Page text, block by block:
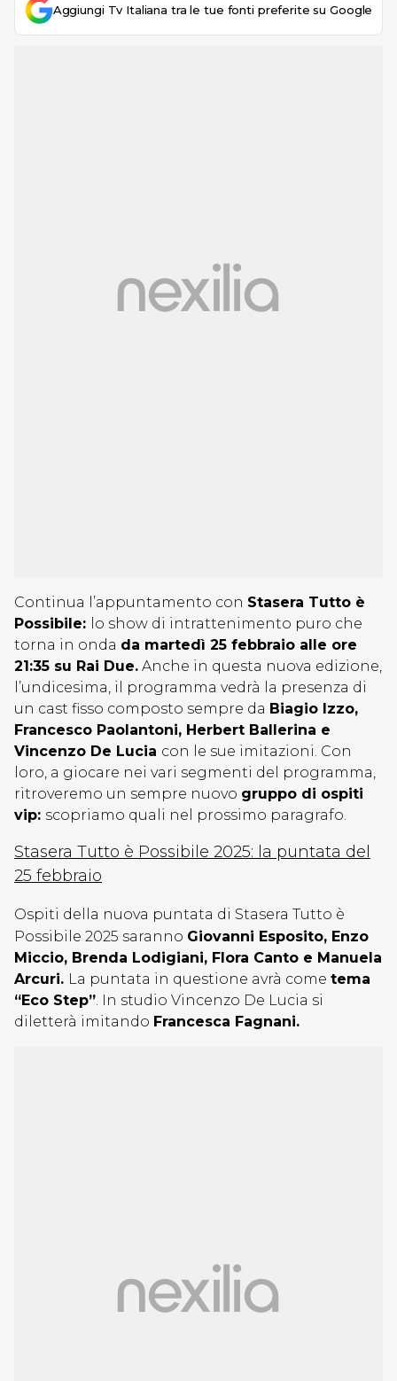
Aggiungi Tv Italiana tra le tue fonti preferite su Google
Continua l’appuntamento con Stasera Tutto è
Possibile: lo show di intrattenimento puro che
torna in onda da martedì 25 febbraio alle ore
21:35 su Rai Due. Anche in questa nuova edizione,
l’undicesima, il programma vedrà la presenza di
un cast fisso composto sempre da Biagio Izzo,
Francesco Paolantoni, Herbert Ballerina e
Vincenzo De Lucia con le sue imitazioni. Con
loro, a giocare nei vari segmenti del programma,
ritroveremo un sempre nuovo gruppo di ospiti
vip: scopriamo quali nel prossimo paragrafo.
Stasera Tutto è Possibile 2025: la puntata del
25 febbraio
Ospiti della nuova puntata di Stasera Tutto è
Possibile 2025 saranno Giovanni Esposito, Enzo
Miccio, Brenda Lodigiani, Flora Canto e Manuela
Arcuri. La puntata in questione avrà come tema
“Eco Step”. In studio Vincenzo De Lucia si
diletterà imitando Francesca Fagnani.